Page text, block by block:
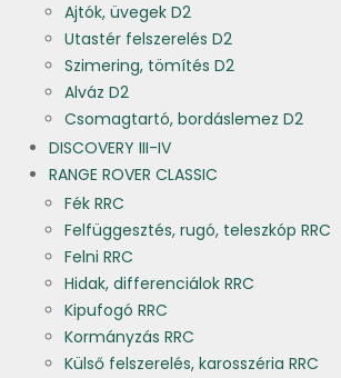
Ajtók, üvegek D2
Utastér felszerelés D2
Szimering, tömítés D2
Alváz D2
Csomagtartó, bordáslemez D2
DISCOVERY III-IV
RANGE ROVER CLASSIC
Fék RRC
Felfüggesztés, rugó, teleszkóp RRC
Felni RRC
Hidak, differenciálok RRC
Kipufogó RRC
Kormányzás RRC
Külső felszerelés, karosszéria RRC